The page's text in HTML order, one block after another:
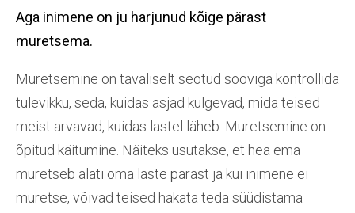
Aga inimene on ju harjunud kõige pärast
muretsema.
Muretsemine on tavaliselt seotud sooviga kontrollida
tulevikku, seda, kuidas asjad kulgevad, mida teised
meist arvavad, kuidas lastel läheb. Muretsemine on
õpitud käitumine. Näiteks usutakse, et hea ema
muretseb alati oma laste pärast ja kui inimene ei
muretse, võivad teised hakata teda süüdistama